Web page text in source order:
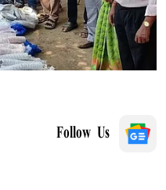
Follow Us